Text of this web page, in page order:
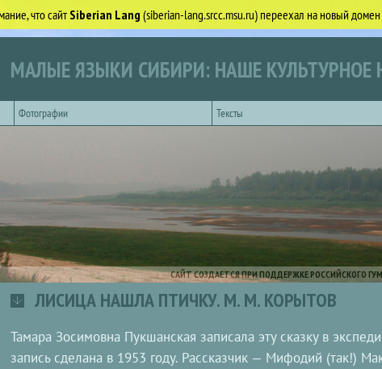
что сайтSiberian Lang (siberian-lang.srcc.msu.ru) переехал на новый домен
МАЛЫЕ ЯЗЫКИ СИБИРИ: НАШЕ КУЛЬТУРНОЕ
Фотографии Тексты
САЙТ СОЗДАЕТСЯ ПРИ ПОДДЕРЖКЕ РОССИЙСКОГО
ЛИСИЦА НАШЛА ПТИЧКУ. М. М. КОРЫТОВ
Тамара Зосимовна Пукшанская записала эту сказку в
запись сделана в 1953 году. Рассказчик — Мифодий (так!)